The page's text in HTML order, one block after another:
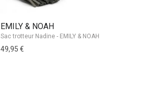
EMILY & NOAH
Sac trotteur Nadine - EMILY & NOAH
49,95 €